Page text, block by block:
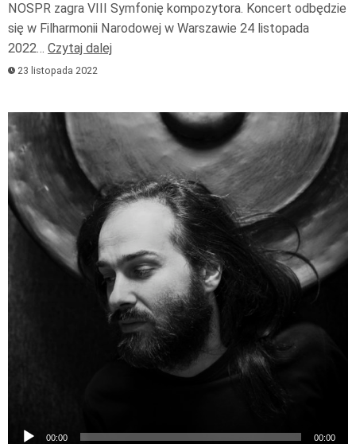
NOSPR zagra VIII Symfonię kompozytora. Koncert odbędzie
się w Filharmonii Narodowej w Warszawie 24 listopada
2022… Czytaj dalej
23 listopada 2022
Odtwarzacz
plików
dźwiękowych
00:00 00:00